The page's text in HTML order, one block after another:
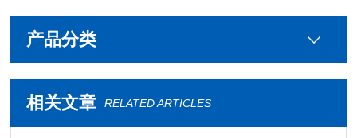
产品分类
相关文章 RELATED ARTICLES